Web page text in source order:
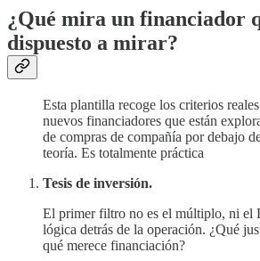
¿Qué mira un financiador
dispuesto a mirar?
Esta plantilla recoge los criterios
nuevos financiadores que están
de compras de compañía por debajo
teoría. Es totalmente práctica
Tesis de inversión.
El primer filtro no es el múltiplo, ni el
lógica detrás de la operación. ¿Qué
qué merece financiación?